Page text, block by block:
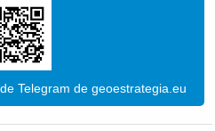
Telegram de geoestrategia.eu